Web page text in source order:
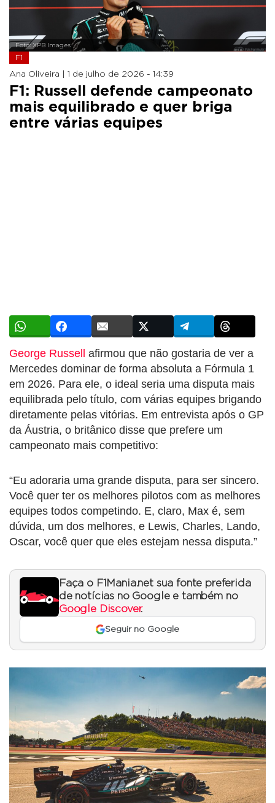
Foto: XPB Images
F1
Ana Oliveira | 1 de julho de 2026 - 14:39
F1: Russell defende campeonato
mais equilibrado e quer briga
entre várias equipes
George Russell afirmou que não gostaria de ver a
Mercedes dominar de forma absoluta a Fórmula 1
em 2026. Para ele, o ideal seria uma disputa mais
equilibrada pelo título, com várias equipes brigando
diretamente pelas vitórias. Em entrevista após o GP
da Áustria, o britânico disse que prefere um
campeonato mais competitivo:
“Eu adoraria uma grande disputa, para ser sincero.
Você quer ter os melhores pilotos com as melhores
equipes todos competindo. E, claro, Max é, sem
dúvida, um dos melhores, e Lewis, Charles, Lando,
Oscar, você quer que eles estejam nessa disputa.”
Faça o F1Mania.net sua fonte preferida
de notícias no Google e também no
Google Discover.
Seguir no Google